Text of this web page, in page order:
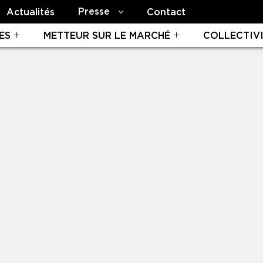
Actualités Presse Contact
METTEUR SUR LE MARCHÉ